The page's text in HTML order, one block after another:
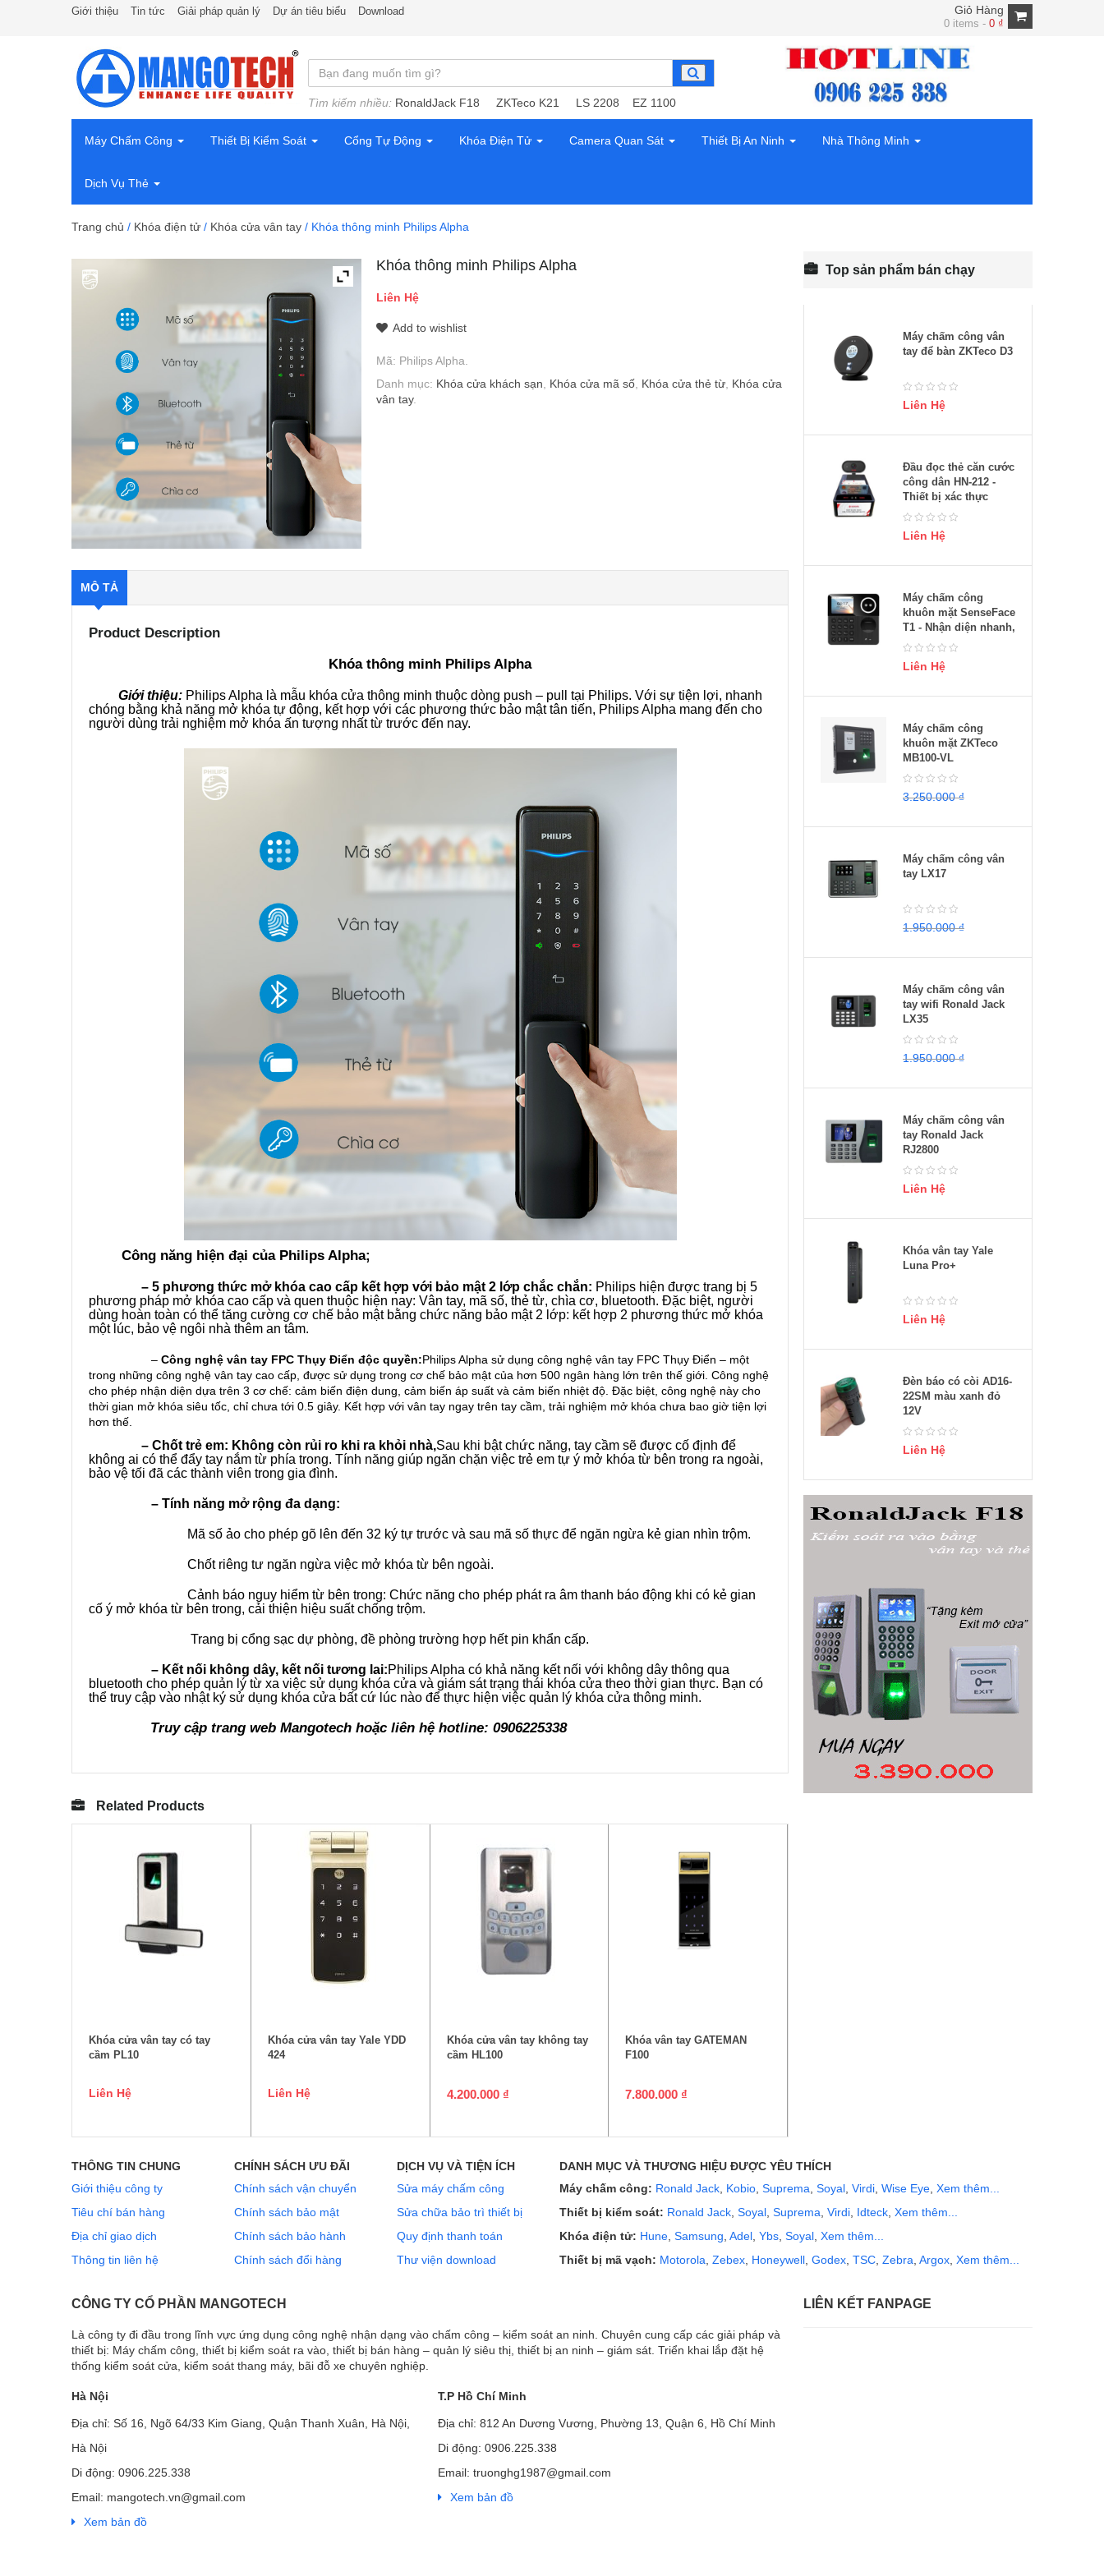
Giới thiệu Tin tức Giải pháp quản lý Dự án tiêu biểu Download Giỏ Hàng
0 items -0 ₫
Tìm kiếm nhiều: RonaldJack F18 ZKTeco K21 LS 2208 EZ 1100
Máy Chấm Công Thiết Bị Kiểm Soát Cổng Tự Động Khóa Điện Tử Camera Quan Sát Thiết Bị An Ninh Nhà Thông Minh
Dịch Vụ Thẻ
Trang chủ / Khóa điện tử / Khóa cửa vân tay / Khóa thông minh Philips Alpha
Khóa thông minh Philips Alpha
Liên Hệ
Add to wishlist
Mã: Philips Alpha
Danh mục: Khóa cửa khách sạn Khóa cửa mã số Khóa cửa thẻ từ Khóa cửa
vân tay.
MÔ TẢ
Product Description
Khóa thông minh Philips Alpha
Giới thiệu: Philips Alpha là mẫu khóa cửa thông minh thuộc dòng push – pull tại Philips. Với sự tiện lợi, nhanh
chóng bằng khả năng mở khóa tự động, kết hợp với các phương thức bảo mật tân tiến, Philips Alpha mang đến cho
người dùng trải nghiệm mở khóa ấn tượng nhất từ trước đến nay.
Công năng hiện đại của Philips Alpha;
– 5 phương thức mở khóa cao cấp kết hợp với bảo mật 2 lớp chắc chắn: Philips hiện được trang bị 5
phương pháp mở khóa cao cấp và quen thuộc hiện nay: Vân tay, mã số, thẻ từ, chìa cơ, bluetooth. Đặc biệt, người
dùng hoàn toàn có thể tăng cường cơ chế bảo mật bằng chức năng bảo mật 2 lớp: kết hợp 2 phương thức mở khóa
một lúc, bảo vệ ngôi nhà thêm an tâm.
– Công nghệ vân tay FPC Thụy Điển độc quyền:Philips Alpha sử dụng công nghệ vân tay FPC Thụy Điển – một
trong những công nghệ vân tay cao cấp, được sử dụng trong cơ chế bảo mật của hơn 500 ngân hàng lớn trên thế giới. Công nghệ
cho phép nhận diện dựa trên 3 cơ chế: cảm biến điện dung, cảm biến áp suất và cảm biến nhiệt độ. Đặc biệt, công nghệ này cho
thời gian mở khóa siêu tốc, chỉ chưa tới 0.5 giây. Kết hợp với vân tay ngay trên tay cầm, trải nghiệm mở khóa chưa bao giờ tiện lợi
hơn thế.
– Chốt trẻ em: Không còn rủi ro khi ra khỏi nhà,Sau khi bật chức năng, tay cầm sẽ được cố định để
không ai có thể đẩy tay nắm từ phía trong. Tính năng giúp ngăn chặn việc trẻ em tự ý mở khóa từ bên trong ra ngoài,
bảo vệ tối đã các thành viên trong gia đình.
– Tính năng mở rộng đa dạng:
Mã số ảo cho phép gõ lên đến 32 ký tự trước và sau mã số thực để ngăn ngừa kẻ gian nhìn trộm.
Chốt riêng tư ngăn ngừa việc mở khóa từ bên ngoài.
Cảnh báo nguy hiểm từ bên trong: Chức năng cho phép phát ra âm thanh báo động khi có kẻ gian
cố ý mở khóa từ bên trong, cải thiện hiệu suất chống trộm.
Trang bị cổng sạc dự phòng, đề phòng trường hợp hết pin khẩn cấp.
– Kết nối không dây, kết nối tương lai:Philips Alpha có khả năng kết nối với không dây thông qua
bluetooth cho phép quản lý từ xa việc sử dụng khóa cửa và giám sát trạng thái khóa cửa theo thời gian thực. Bạn có
thể truy cập vào nhật ký sử dụng khóa cửa bất cứ lúc nào để thực hiện việc quản lý khóa cửa thông minh.
Truy cập trang web Mangotech hoặc liên hệ hotline: 0906225338
Related Products
Khóa cửa vân tay có tay
cầm PL10
Liên Hệ
Khóa cửa vân tay Yale YDD
424
Liên Hệ
Khóa cửa vân tay không tay
cầm HL100
4.200.000 ₫
Khóa vân tay GATEMAN
F100
7.800.000 ₫
Top sản phẩm bán chạy
Máy chấm công vân
tay để bàn ZKTeco D3
Liên Hệ
Đầu đọc thẻ căn cước
công dân HN-212 -
Thiết bị xác thực
thông tin nhanh
Liên Hệ
Máy chấm công
khuôn mặt SenseFace
T1 - Nhận diện nhanh,
chính xác
Liên Hệ
Máy chấm công
khuôn mặt ZKTeco
MB100-VL
3.250.000₫
Máy chấm công vân
tay LX17
1.950.000₫
Máy chấm công vân
tay wifi Ronald Jack
LX35
1.950.000₫
Máy chấm công vân
tay Ronald Jack
RJ2800
Liên Hệ
Khóa vân tay Yale
Luna Pro+
Liên Hệ
Đèn báo có còi AD16-
22SM màu xanh đỏ
12V
Liên Hệ
THÔNG TIN CHUNG
Giới thiệu công ty
Tiêu chí bán hàng
Địa chỉ giao dịch
Thông tin liên hệ
CHÍNH SÁCH ƯU ĐÃI
Chính sách vận chuyển
Chính sách bảo mật
Chính sách bảo hành
Chính sách đổi hàng
DỊCH VỤ VÀ TIỆN ÍCH
Sửa máy chấm công
Sửa chữa bảo trì thiết bị
Quy định thanh toán
Thư viện download
DANH MỤC VÀ THƯƠNG HIỆU ĐƯỢC YÊU THÍCH
Máy chấm công: Ronald Jack Kobio Suprema Soyal Virdi Wise Eye Xem thêm...
Thiết bị kiểm soát: Ronald Jack Soyal Suprema Virdi Idteck Xem thêm...
Khóa điện tử: Hune Samsung Adel Ybs Soyal Xem thêm...
Thiết bị mã vạch: Motorola Zebex Honeywell Godex TSC Zebra Argox Xem thêm...
CÔNG TY CỔ PHẦN MANGOTECH
Là công ty đi đầu trong lĩnh vực ứng dụng công nghệ nhận dạng vào chấm công – kiểm soát an ninh. Chuyên cung cấp các giải pháp và
thiết bị: Máy chấm công, thiết bị kiểm soát ra vào, thiết bị bán hàng – quản lý siêu thị, thiết bị an ninh – giám sát. Triển khai lắp đặt hệ
thống kiểm soát cửa, kiểm soát thang máy, bãi đỗ xe chuyên nghiệp.
Hà Nội
Địa chỉ: Số 16, Ngõ 64/33 Kim Giang, Quận Thanh Xuân, Hà Nội,
Hà Nội
Di động: 0906.225.338
Email: mangotech.vn@gmail.com
Xem bản đồ
T.P Hồ Chí Minh
Địa chỉ: 812 An Dương Vương, Phường 13, Quận 6, Hồ Chí Minh
Di động: 0906.225.338
Email: truonghg1987@gmail.com
Xem bản đồ
LIÊN KẾT FANPAGE